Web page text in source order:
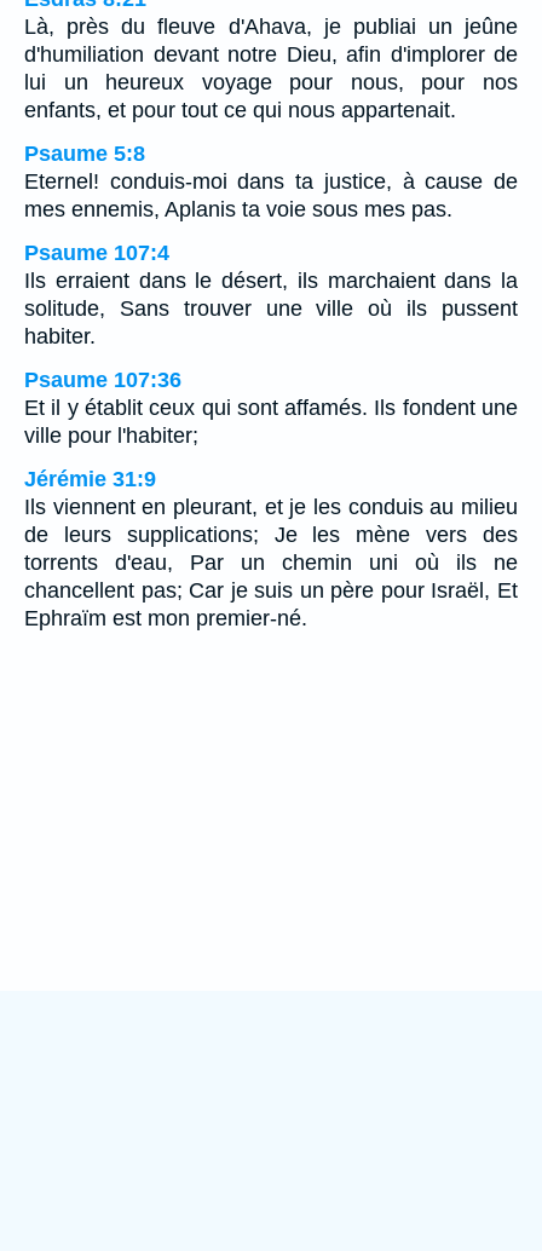
Là, près du fleuve d'Ahava, je publiai un jeûne
d'humiliation devant notre Dieu, afin d'implorer de
lui un heureux voyage pour nous, pour nos
enfants, et pour tout ce qui nous appartenait.
Psaume 5:8
Eternel! conduis-moi dans ta justice, à cause de
mes ennemis, Aplanis ta voie sous mes pas.
Psaume 107:4
Ils erraient dans le désert, ils marchaient dans la
solitude, Sans trouver une ville où ils pussent
habiter.
Psaume 107:36
Et il y établit ceux qui sont affamés. Ils fondent une
ville pour l'habiter;
Jérémie 31:9
Ils viennent en pleurant, et je les conduis au milieu
de leurs supplications; Je les mène vers des
torrents d'eau, Par un chemin uni où ils ne
chancellent pas; Car je suis un père pour Israël, Et
Ephraïm est mon premier-né.